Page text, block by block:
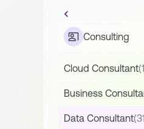
Consulting
Cloud Consultant
Business
Data Consultant